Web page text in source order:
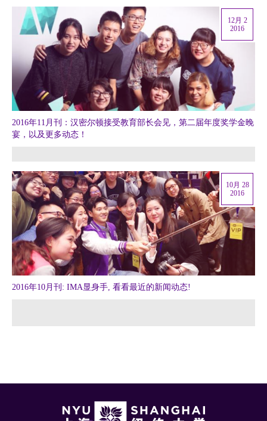
2016年11月刊：汉密尔顿接受教育部长会见，第二届年度奖学金晚
宴，以及更多动态！
12月 2
2016
2016年10月刊: IMA显身手, 看看最近的新闻动态!
10月 28
2016